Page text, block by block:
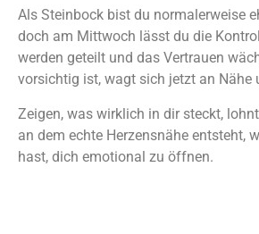
Als Steinbock bist du normalerweise
doch am Mittwoch lässt du die
werden geteilt und das Vertrauen
vorsichtig ist, wagt sich jetzt an Nähe
Zeigen, was wirklich in dir steckt,
an dem echte Herzensnähe entsteht,
hast, dich emotional zu öffnen.